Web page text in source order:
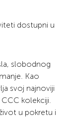
dostupni u
slobodnog
Kao
svoj najnoviji
kolekciji.
u pokretu i